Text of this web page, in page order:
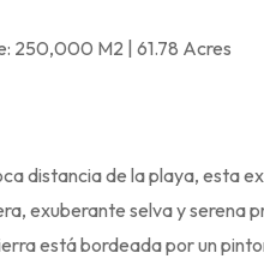
250,000 M2 | 61.78 Acres
distancia de la playa, esta
exuberante selva y serena
está bordeada por un